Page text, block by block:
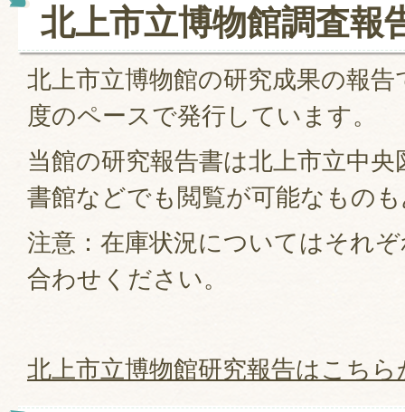
北上市立博物館調査報
北上市立博物館の研究成果の報
度のペースで発行しています。
当館の研究報告書は北上市立中
書館などでも閲覧が可能なもの
注意：在庫状況についてはそれ
合わせください。
北上市立博物館研究報告はこちら